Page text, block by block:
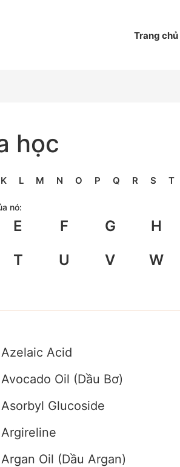
Trang chủ
học
K L M N O P Q R S T
nó:
E F G H
T U V W
Azelaic Acid
Avocado Oil (Dầu Bơ)
Asorbyl Glucoside
Argireline
Argan Oil (Dầu Argan)